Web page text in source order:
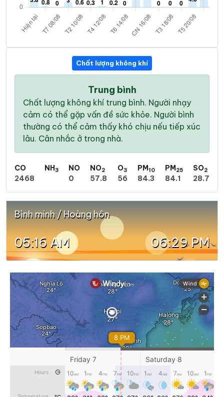
Chất lượng không khí
Trung bình
Chất lượng không khí trung bình. Người nhạy
cảm có thể gặp vấn đề sức khỏe. Người bình
thường có thể cảm thấy khó chịu nếu tiếp xúc
lâu. Cân nhắc ở trong nhà.
CO
2468
NH3
NO
0
NO2
57.8
O3
56
PM10
84.3
PM25
84.1
SO2
28.7
Bình minh / Hoàng hôn
05:16 AM 06:29 PM